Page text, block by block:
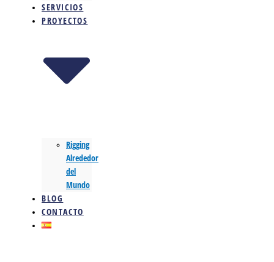
SERVICIOS
PROYECTOS
Rigging
Alrededor
del
Mundo
BLOG
CONTACTO